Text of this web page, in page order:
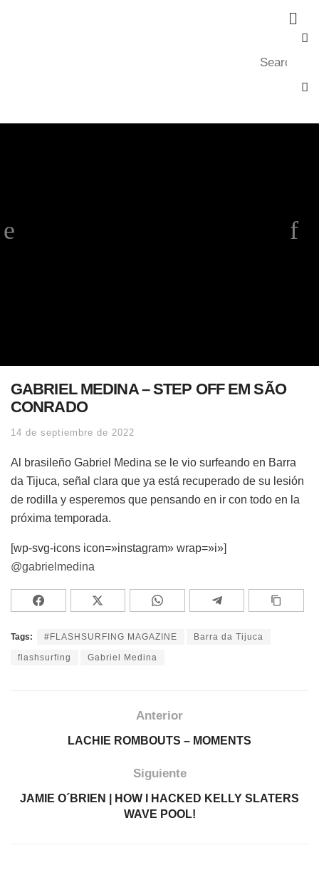
GABRIEL MEDINA – STEP OFF EM SÃO
CONRADO
14 de septiembre de 2022
Al brasileño Gabriel Medina se le vio surfeando en Barra
da Tijuca, señal clara que ya está recuperado de su lesión
de rodilla y esperemos que pensando en ir con todo en la
próxima temporada.
[wp-svg-icons icon=»instagram» wrap=»i»]
@gabrielmedina
Tags: #FLASHSURFING MAGAZINE Barra da Tijuca
flashsurfing Gabriel Medina
Anterior
LACHIE ROMBOUTS – MOMENTS
Siguiente
JAMIE O´BRIEN | HOW I HACKED KELLY SLATERS
WAVE POOL!